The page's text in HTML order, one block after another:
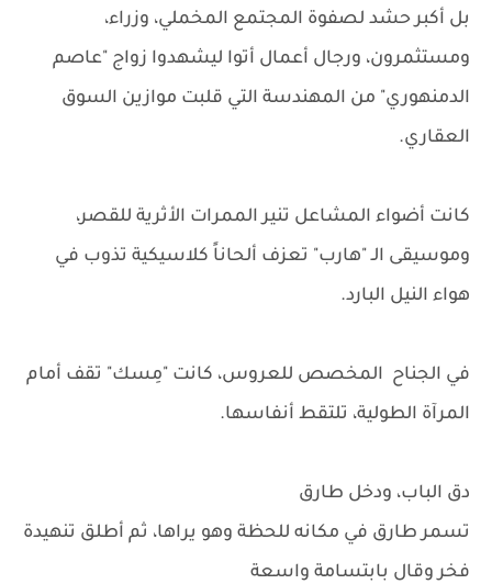
بل أكبر حشد لصفوة المجتمع المخملي، وزراء،
ومستثمرون، ورجال أعمال أتوا ليشهدوا زواج "عاصم
الدمنهوري" من المهندسة التي قلبت موازين السوق
العقاري.
كانت أضواء المشاعل تنير الممرات الأثرية للقصر،
وموسيقى الـ "هارب" تعزف ألحاناً كلاسيكية تذوب في
هواء النيل البارد.
في الجناح المخصص للعروس، كانت "مِسك" تقف أمام
المرآة الطولية، تلتقط أنفاسها.
دق الباب، ودخل طارق
تسمر طارق في مكانه للحظة وهو يراها، ثم أطلق تنهيدة
فخر وقال بابتسامة واسعة